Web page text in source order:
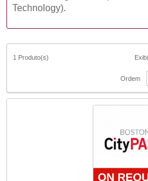
Technology).
1 Produto(s)
Ordem